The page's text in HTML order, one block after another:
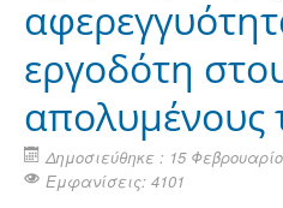
εργοδότη
απολυμένους
Δημοσιεύθηκε : 15
Εμφανίσεις: 4101